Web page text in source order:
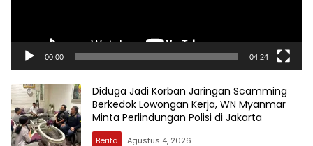
00:00 04:24
Diduga Jadi Korban Jaringan Scamming
Berkedok Lowongan Kerja, WN Myanmar
Minta Perlindungan Polisi di Jakarta
Berita Agustus 4, 2026